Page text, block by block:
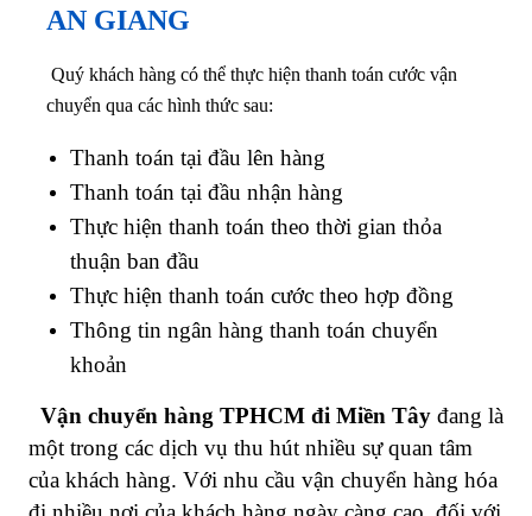
AN GIANG
Quý khách hàng có thể thực hiện thanh toán cước vận
chuyển qua các hình thức sau:
Thanh toán tại đầu lên hàng
Thanh toán tại đầu nhận hàng
Thực hiện thanh toán theo thời gian thỏa
thuận ban đầu
Thực hiện thanh toán cước theo hợp đồng
Thông tin ngân hàng thanh toán chuyển
khoản
Vận chuyển hàng TPHCM đi Miền Tây đang là
một trong các dịch vụ thu hút nhiều sự quan tâm
của khách hàng. Với nhu cầu vận chuyển hàng hóa